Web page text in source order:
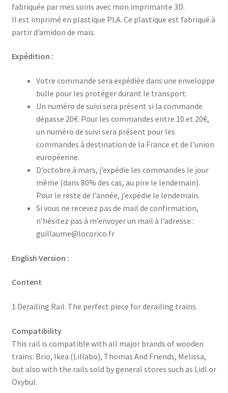
fabriquée par mes soins avec mon imprimante 3D.
Il est imprimé en plastique PLA. Ce plastique est fabriqué à
partir d’amidon de maïs.
Expédition :
Votre commande sera expédiée dans une enveloppe
bulle pour les protéger durant le transport.
Un numéro de suivi sera présent si la commande
dépasse 20€. Pour les commandes entre 10 et 20€,
un numéro de suivi sera présent pour les
commandes à destination de la France et de l’union
européenne.
D’octobre à mars, j’expédie les commandes le jour
même (dans 80% des cas, au pire le lendemain).
Pour le reste de l’année, j’expédie le lendemain.
Si vous ne recevez pas de mail de confirmation,
n’hésitez pas à m’envoyer un mail à l’adresse :
guillaume@locorico.fr
English Version :
Content
1 Derailing Rail. The perfect piece for derailing trains.
Compatibility
This rail is compatible with all major brands of wooden
trains: Brio, Ikea (Lillabo), Thomas And Friends, Melissa,
but also with the rails sold by general stores such as Lidl or
Oxybul.